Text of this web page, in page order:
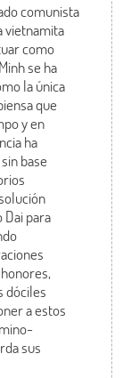
comunista
vietnamita
como
se ha
la única
que
y en
ha
base
para
dóciles
a estos
sus